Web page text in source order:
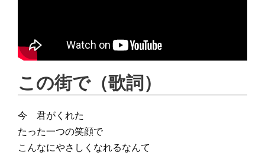
この街で（歌詞）
今 君がくれた
たった一つの笑顔で
こんなにやさしくなれるなんて